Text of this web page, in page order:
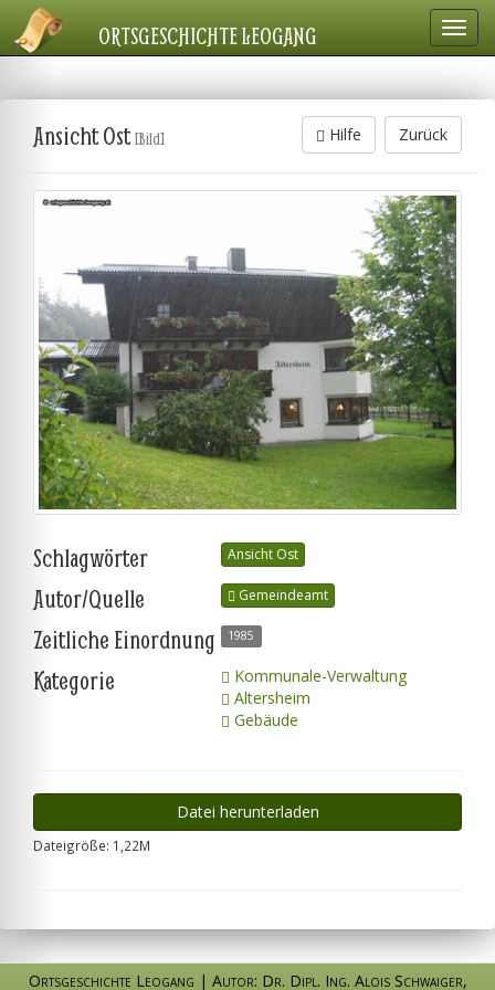
ORTSGESCHICHTE LEOGANG
Zurück
Hilfe
Ansicht Ost[Bild]
Schlagwörter Ansicht Ost
Autor/Quelle Gemeindeamt
Zeitliche Einordnung 1985
Kategorie
Kommunale-Verwaltung
Altersheim
Gebäude
Datei herunterladen
Dateigröße: 1,22M
Ortsgeschichte Leogang | Autor: Dr. Dipl. Ing. Alois Schwaiger,